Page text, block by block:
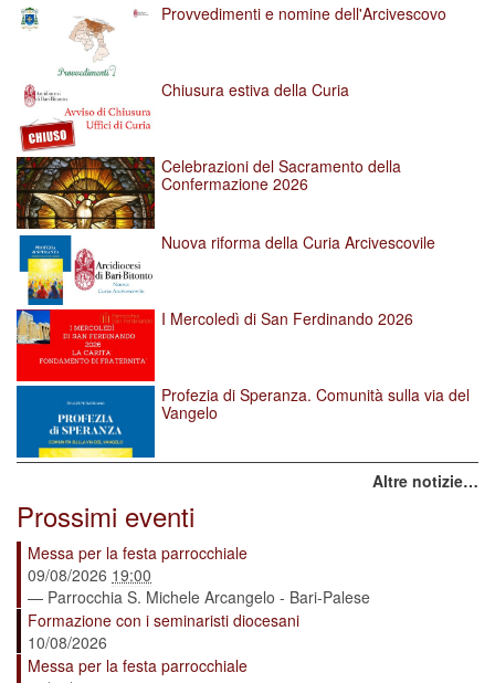
Provvedimenti e nomine dell'Arcivescovo
Chiusura estiva della Curia
Celebrazioni del Sacramento della
Confermazione 2026
Nuova riforma della Curia Arcivescovile
I Mercoledì di San Ferdinando 2026
Profezia di Speranza. Comunità sulla via del
Vangelo
Altre notizie…
Prossimi eventi
Messa per la festa parrocchiale
09/08/2026 19:00
— Parrocchia S. Michele Arcangelo - Bari-Palese
Formazione con i seminaristi diocesani
10/08/2026
Messa per la festa parrocchiale